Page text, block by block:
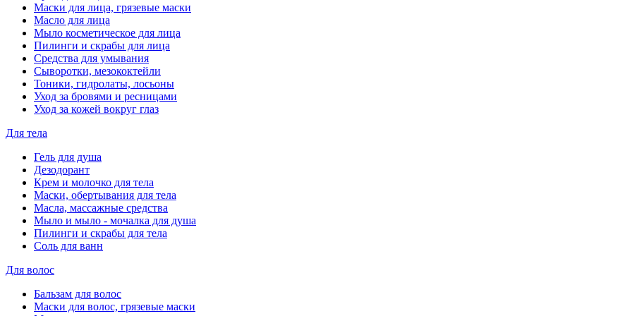
Маски для лица, грязевые маски
Масло для лица
Мыло косметическое для лица
Пилинги и скрабы для лица
Средства для умывания
Сыворотки, мезококтейли
Тоники, гидролаты, лосьоны
Уход за бровями и ресницами
Уход за кожей вокруг глаз
Для тела
Гель для душа
Дезодорант
Крем и молочко для тела
Маски, обертывания для тела
Масла, массажные средства
Мыло и мыло - мочалка для душа
Пилинги и скрабы для тела
Соль для ванн
Для волос
Бальзам для волос
Маски для волос, грязевые маски